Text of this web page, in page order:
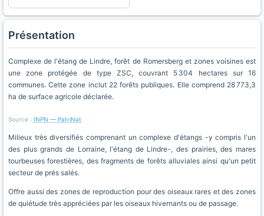
Présentation
Complexe de l'étang de Lindre, forêt de Romersberg et zones voisines est
une zone protégée de type ZSC, couvrant 5 304 hectares sur 16
communes. Cette zone inclut 22 forêts publiques. Elle comprend 28 773,3
ha de surface agricole déclarée.
Source : INPN — PatriNat
Milieux très diversifiés comprenant un complexe d'étangs -y compris l'un
des plus grands de Lorraine, l'étang de Lindre-, des prairies, des mares
tourbeuses forestières, des fragments de forêts alluviales ainsi qu'un petit
secteur de prés salés.
Offre aussi des zones de reproduction pour des oiseaux rares et des zones
de quiétude très appréciées par les oiseaux hivernants ou de passage.